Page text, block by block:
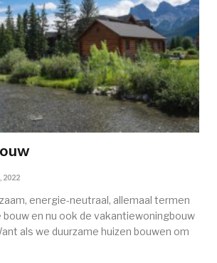
2022
energie-neutraal, allemaal termen
bouw en nu ook de vakantiewoningbouw
als we duurzame huizen bouwen om